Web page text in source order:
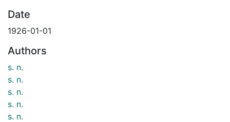
Date
1926-01-01
Authors
s. n.
s. n.
s. n.
s. n.
s. n.